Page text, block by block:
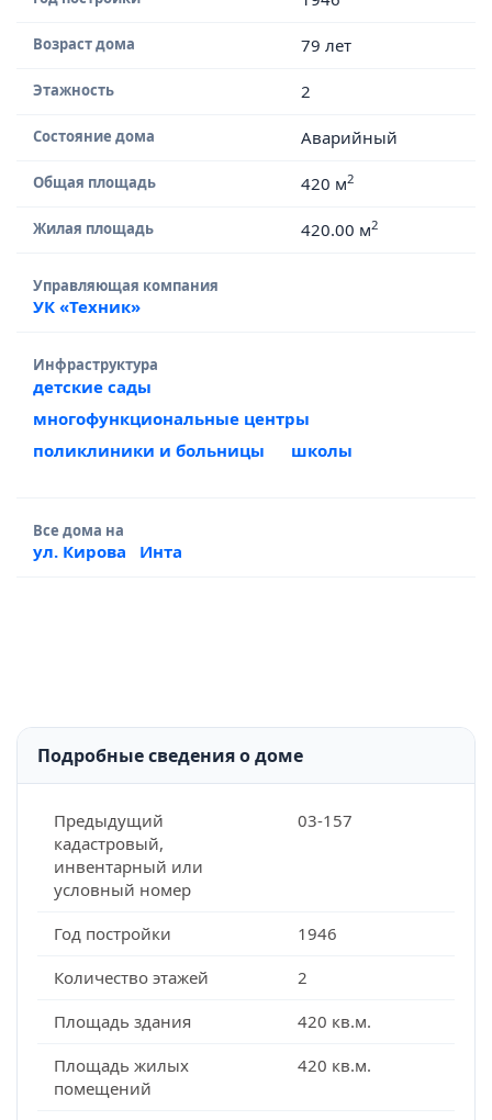
Возраст дома 79 лет
Этажность 2
Состояние дома Аварийный
Общая площадь 420 м2
Жилая площадь 420.00 м2
Управляющая компания
УК «Техник»
Инфраструктура
детские сады
многофункциональные центры
поликлиники и больницы
школы
Все дома на
ул. Кирова Инта
Подробные сведения о доме
Предыдущий
кадастровый,
инвентарный или
условный номер
03-157
Год постройки
1946
Количество этажей
2
Площадь здания
420 кв.м.
Площадь жилых
помещений
420 кв.м.